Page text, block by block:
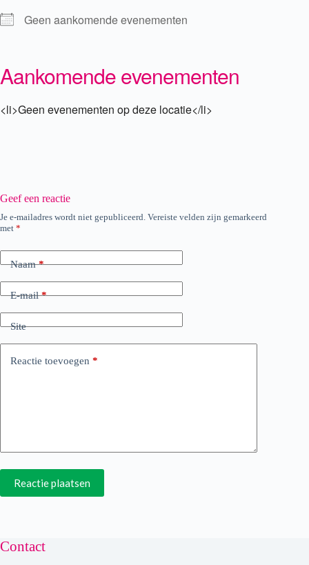
Geen aankomende evenementen
Aankomende evenementen
<li>Geen evenementen op deze locatie</li>
Geef een reactie
Je e-mailadres wordt niet gepubliceerd. Vereiste velden zijn gemarkeerd
met *
Naam*
E-mail*
Site
Reactie toevoegen *
Reactie plaatsen
Contact